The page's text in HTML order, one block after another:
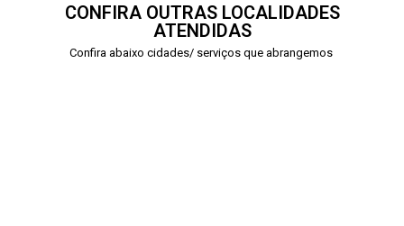
CONFIRA OUTRAS LOCALIDADES
ATENDIDAS
Confira abaixo cidades/ serviços que abrangemos